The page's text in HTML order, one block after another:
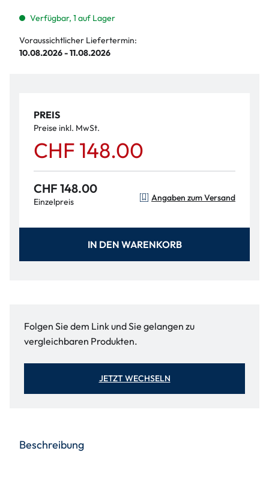
Verfügbar, 1 auf Lager
Voraussichtlicher Liefertermin:
10.08.2026 - 11.08.2026
PREIS
Preise inkl. MwSt.
CHF 148.00
CHF 148.00
Einzelpreis Angaben zum Versand
IN DEN WARENKORB
Folgen Sie dem Link und Sie gelangen zu
vergleichbaren Produkten.
JETZT WECHSELN
Beschreibung